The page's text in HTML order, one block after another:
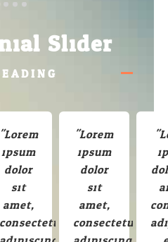
Slider
"Lorem
ipsum
dolor
sit
amet,
consectetur
"Lorem
ipsum
dolor
sit
amet,
consectetur